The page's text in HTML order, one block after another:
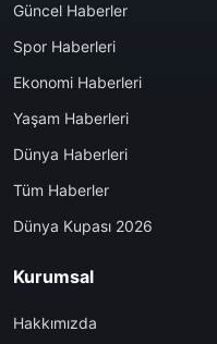
Güncel Haberler
Spor Haberleri
Ekonomi Haberleri
Yaşam Haberleri
Dünya Haberleri
Tüm Haberler
Dünya Kupası 2026
Kurumsal
Hakkımızda